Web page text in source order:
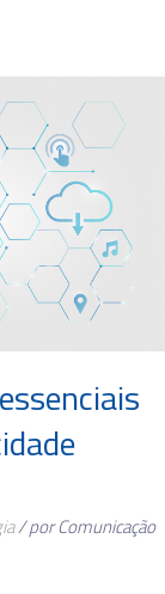
/ por Comunicação